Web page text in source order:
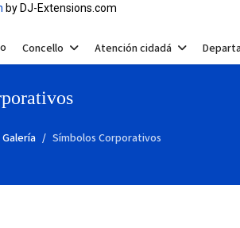
by DJ-Extensions.com
de Valga
Concello Atención cidadá
Galería Símbolos Corporativos